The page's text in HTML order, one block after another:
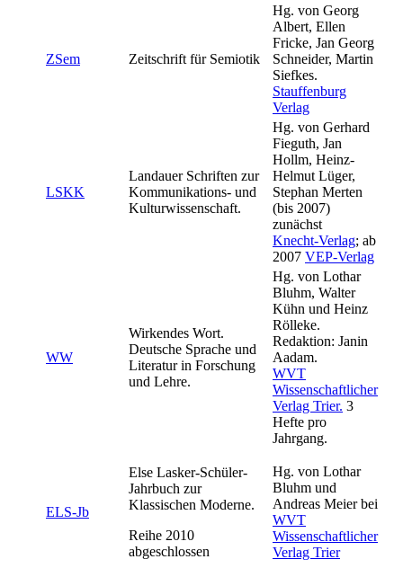
ZSem Zeitschrift für Semiotik
Hg. von Georg
Albert, Ellen
Fricke, Jan Georg
Schneider, Martin
Siefkes.
Stauffenburg
Verlag
LSKK
Landauer Schriften zur
Kommunikations- und
Kulturwissenschaft.
Hg. von Gerhard
Fieguth, Jan
Hollm, Heinz-
Helmut Lüger,
Stephan Merten
(bis 2007)
zunächst
Knecht-Verlag; ab
2007 VEP-Verlag
WW
Wirkendes Wort.
Deutsche Sprache und
Literatur in Forschung
und Lehre.
Hg. von Lothar
Bluhm, Walter
Kühn und Heinz
Rölleke.
Redaktion: Janin
Aadam.
WVT
Wissenschaftlicher
Verlag Trier. 3
Hefte pro
Jahrgang.
ELS-Jb
Else Lasker-Schüler-
Jahrbuch zur
Klassischen Moderne.
Reihe 2010
abgeschlossen
Hg. von Lothar
Bluhm und
Andreas Meier bei
WVT
Wissenschaftlicher
Verlag Trier